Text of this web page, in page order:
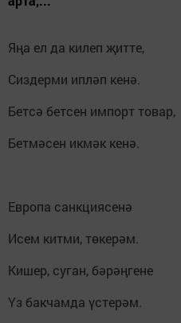
Яңа ел да килеп җитте,
Сиздерми ипләп кенә.
Бетсә бетсен импорт товар,
Бетмәсен икмәк кенә.
Европа санкциясенә
Исем китми, төкерәм.
Кишер, суган, бәрәңгене
Үз бакчамда үстерәм.